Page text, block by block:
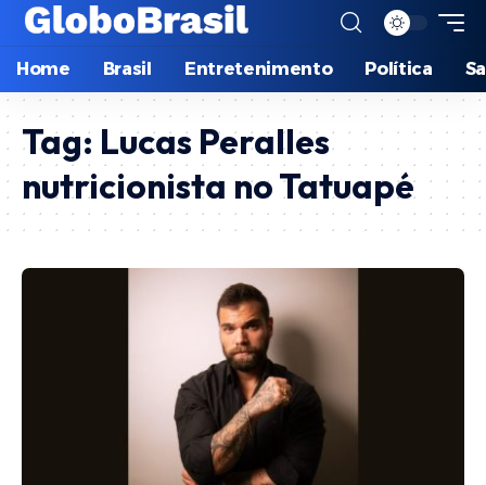
Home Brasil Entretenimento Política
Tag: Lucas Peralles
nutricionista no Tatuapé